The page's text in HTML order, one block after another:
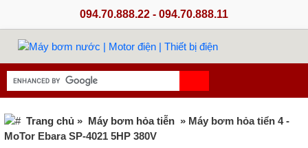
094.70.888.22 - 094.70.888.11
Trang chủ » Máy bơm hỏa tiễn » Máy bơm hỏa tiển 4 -
MoTor Ebara SP-4021 5HP 380V